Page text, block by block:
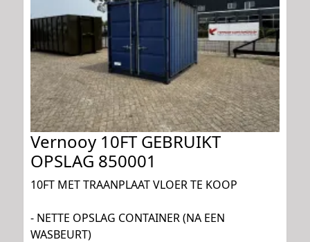
Vernooy 10FT GEBRUIKT
OPSLAG 850001
10FT MET TRAANPLAAT VLOER TE KOOP
- NETTE OPSLAG CONTAINER (NA EEN
WASBEURT)